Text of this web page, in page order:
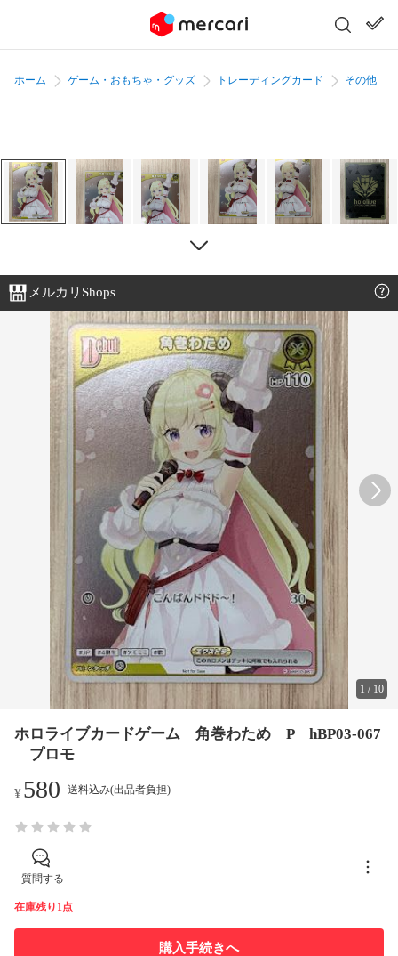
ホーム ゲーム・おもちゃ・グッズ トレーディングカード その他
メルカリShops
1 / 10
ホロライブカードゲーム 角巻わため P hBP03-067
プロモ
¥580 送料込み(出品者負担)
質問する
在庫残り1点
購入手続きへ